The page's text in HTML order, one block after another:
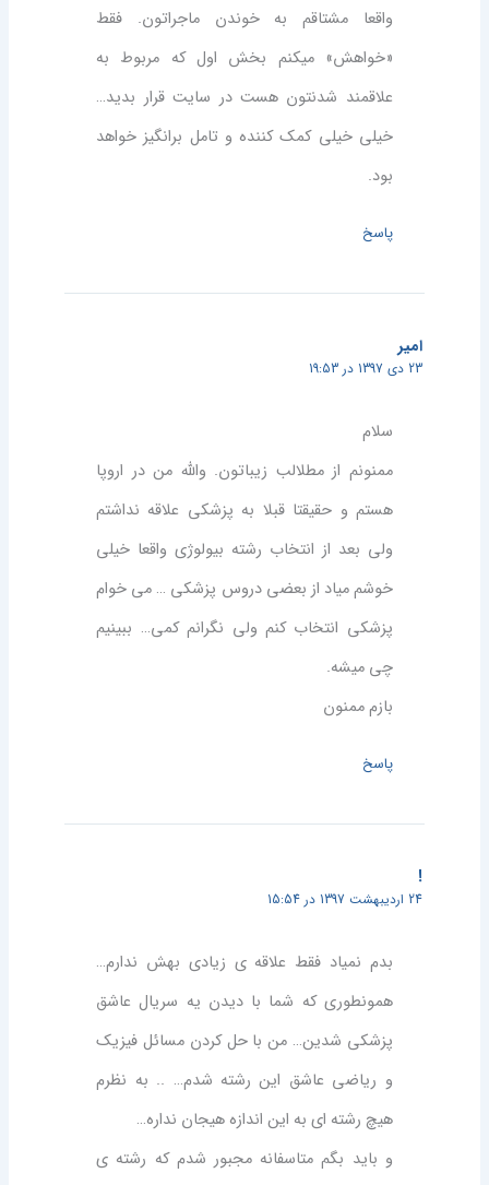
واقعا مشتاقم به خوندن ماجراتون. فقط
«خواهش» میکنم بخش اول که مربوط به
علاقمند شدنتون هست در سایت قرار بدید…
خیلی خیلی کمک کننده و تامل برانگیز خواهد
بود.
پاسخ
امیر
23 دی 1397 در 19:53
سلام
ممنونم از مطلالب زیباتون. والله من در اروپا
هستم و حقیقتا قبلا به پزشکی علاقه نداشتم
ولی بعد از انتخاب رشته بیولوژی واقعا خیلی
خوشم میاد از بعضی دروس پزشکی … می خوام
پزشکی انتخاب کنم ولی نگرانم کمی… ببینیم
چی میشه.
بازم ممنون
پاسخ
!
24 اردیبهشت 1397 در 15:54
بدم نمیاد فقط علاقه ی زیادی بهش ندارم…
همونطوری که شما با دیدن یه سریال عاشق
پزشکی شدین… من با حل کردن مسائل فیزیک
و ریاضی عاشق این رشته شدم… .. به نظرم
هیچ رشته ای به این اندازه هیجان نداره…
و باید بگم متاسفانه مجبور شدم که رشته ی